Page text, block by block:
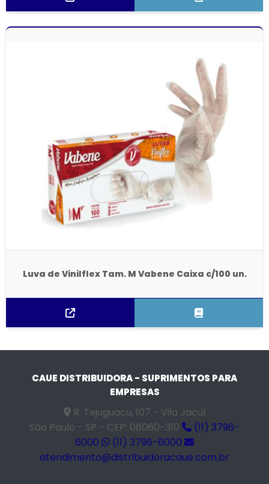
Luva de Vinilflex Tam. M Vabene Caixa c/100 un.
CAUE DISTRIBUIDORA - SUPRIMENTOS PARA
EMPRESAS
R. Tejuguacu, 107 - Vila Jacuí
São Paulo - SP - CEP: 08060-310
(11) 3796-
6000
(11) 3796-6000
atendimento@distribuidoracaue.com.br